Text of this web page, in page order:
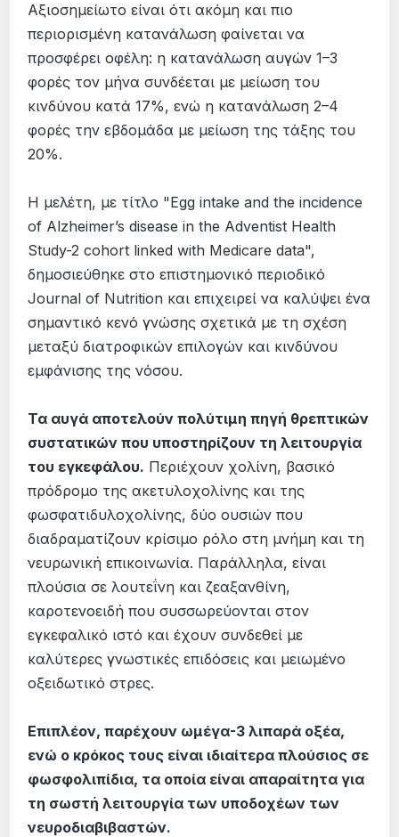
Αξιοσημείωτο είναι ότι ακόμη και πιο
περιορισμένη κατανάλωση φαίνεται να
προσφέρει οφέλη: η κατανάλωση αυγών 1–3
φορές τον μήνα συνδέεται με μείωση του
κινδύνου κατά 17%, ενώ η κατανάλωση 2–4
φορές την εβδομάδα με μείωση της τάξης του
20%.
Η μελέτη, με τίτλο "Egg intake and the incidence
of Alzheimer’s disease in the Adventist Health
Study-2 cohort linked with Medicare data",
δημοσιεύθηκε στο επιστημονικό περιοδικό
Journal of Nutrition και επιχειρεί να καλύψει ένα
σημαντικό κενό γνώσης σχετικά με τη σχέση
μεταξύ διατροφικών επιλογών και κινδύνου
εμφάνισης της νόσου.
Τα αυγά αποτελούν πολύτιμη πηγή θρεπτικών
συστατικών που υποστηρίζουν τη λειτουργία
του εγκεφάλου. Περιέχουν χολίνη, βασικό
πρόδρομο της ακετυλοχολίνης και της
φωσφατιδυλοχολίνης, δύο ουσιών που
διαδραματίζουν κρίσιμο ρόλο στη μνήμη και τη
νευρωνική επικοινωνία. Παράλληλα, είναι
πλούσια σε λουτεΐνη και ζεαξανθίνη,
καροτενοειδή που συσσωρεύονται στον
εγκεφαλικό ιστό και έχουν συνδεθεί με
καλύτερες γνωστικές επιδόσεις και μειωμένο
οξειδωτικό στρες.
Επιπλέον, παρέχουν ωμέγα-3 λιπαρά οξέα,
ενώ ο κρόκος τους είναι ιδιαίτερα πλούσιος σε
φωσφολιπίδια, τα οποία είναι απαραίτητα για
τη σωστή λειτουργία των υποδοχέων των
νευροδιαβιβαστών.